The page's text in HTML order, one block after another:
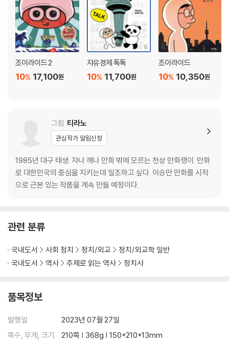
조이라이드 2
17,100원
10%
자유경제 톡톡
11,700원
10%
조이라이드
10,350원
10%
그림 티라노
관심작가 알림신청
1985년 대구 태생. 자나 깨나 만화 밖에 모르는 천상 만화쟁이. 만화
로 대한민국의 중심을 지키는데 일조하고 싶다. 이승만 만화를 시작
으로 근본 있는 작품을 계속 만들 예정이다.
관련 분류
국내도서 사회 정치 정치/외교
정치/외교학 일반
국내도서
역사 주제로 읽는 역사 정치사
품목정보
발행일
2023년 07월 27일
쪽수, 무게, 크기
210쪽 | 368g | 150*210*13mm